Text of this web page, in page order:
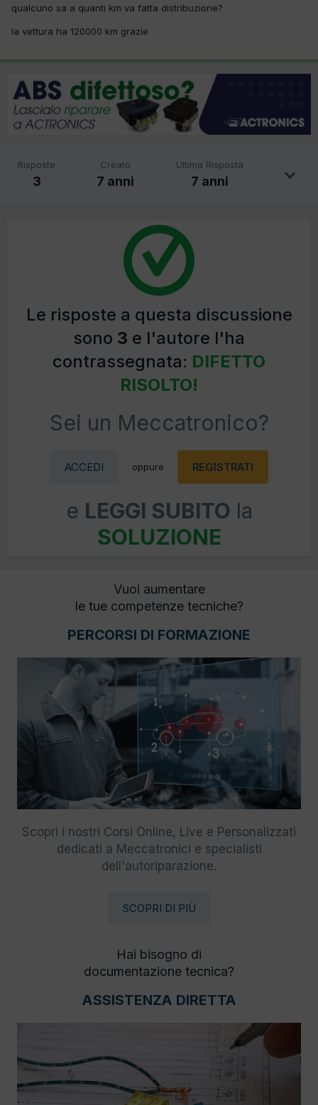
qualcuno sa a quanti km va fatta distribuzione?
la vettura ha 120000 km grazie
Risposte
3
Creato
7 anni
Ultima Risposta
7 anni
Le risposte a questa discussione
sono 3 e l'autore l'ha
contrassegnata: DIFETTO
RISOLTO!
Sei un Meccatronico?
ACCEDI oppure REGISTRATI
e LEGGI SUBITO la
SOLUZIONE
Vuoi aumentare
le tue competenze tecniche?
PERCORSI DI FORMAZIONE
Scopri i nostri Corsi Online, Live e Personalizzati
dedicati a Meccatronici e specialisti
dell'autoriparazione.
SCOPRI DI PIÙ
Hai bisogno di
documentazione tecnica?
ASSISTENZA DIRETTA